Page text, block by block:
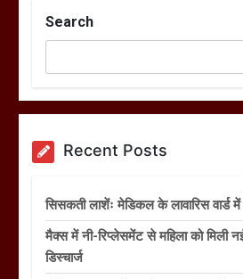
Search
Recent Posts
सिसकती लाशेंः मेडिकल के लावारिस वार्ड
मैक्स में नी-रिप्लेसमेंट से महिला को मिली
डिस्चार्ज